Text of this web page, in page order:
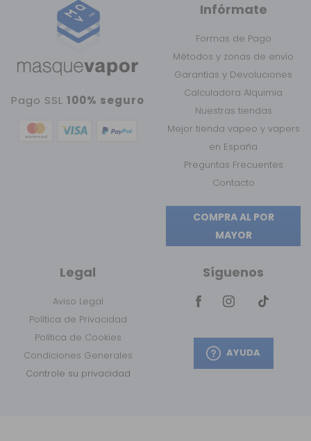
Pago SSL100% seguro
Infórmate
Formas de Pago
Métodos y zonas de envío
Garantías y Devoluciones
Calculadora Alquimia
Nuestras tiendas
Mejor tienda vapeo y vapers
en España
Preguntas Frecuentes
Contacto
COMPRA AL POR
MAYOR
Legal
Aviso Legal
Política de Privacidad
Política de Cookies
Condiciones Generales
Controle su privacidad
Síguenos
AYUDA